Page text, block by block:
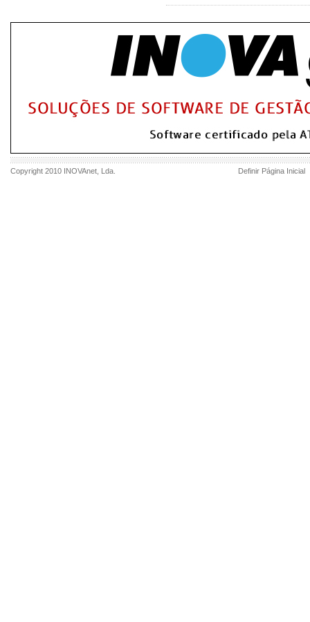
Copyright 2010 INOVAnet , Lda. Definir Página Inicial